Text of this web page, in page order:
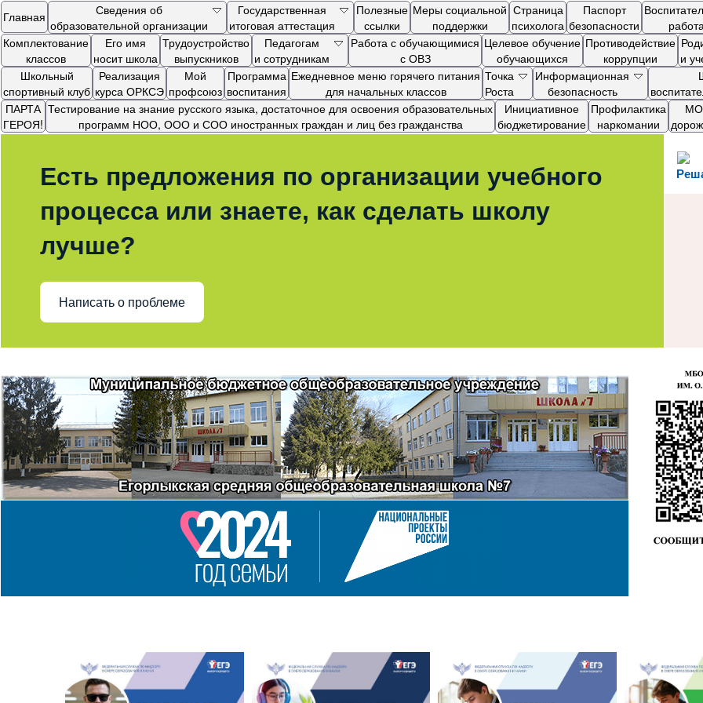
Главная
Сведения об
образовательной организации
Государственная
итоговая аттестация
Полезные
ссылки
Меры социальной
поддержки
Страница
психолога
Паспорт
безопасности
Комплектование
классов
Его имя
носит школа
Трудоустройство
выпускников
Педагогам
и сотрудникам
Работа с обучающимися
с ОВЗ
Целевое обучение
обучающихся
Противодействие
коррупции
и
Школьный
спортивный клуб
Реализация
курса ОРКСЭ
Мой
профсоюз
Программа
воспитания
Ежедневное меню горячего питания
для начальных классов
Точка
Роста
Информационная
безопасность
ПАРТА
ГЕРОЯ!
Тестирование на знание русского языка, достаточное для освоения образовательных
программ НОО, ООО и СОО иностранных граждан и лиц без гражданства
Инициативное
бюджетирование
Профилактика
наркомании
Есть предложения по организации учебного
процесса или знаете, как сделать школу
лучше?
Написать о проблеме